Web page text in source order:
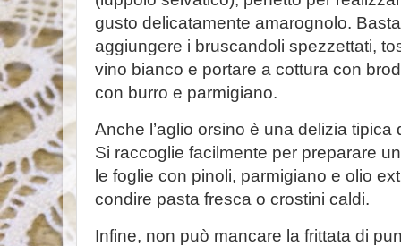
gusto delicatamente amarognolo.
aggiungere i bruscandoli spezzettati,
vino bianco e portare a cottura con
con burro e parmigiano.
Anche l’aglio orsino è una delizia
Si raccoglie facilmente per preparare
le foglie con pinoli, parmigiano e olio
condire pasta fresca o crostini caldi.
Infine, non può mancare la frittata di